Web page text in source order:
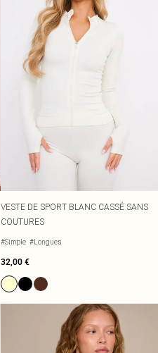
VESTE DE SPORT BLANC CASSÉ SANS
COUTURES
#Simple #Longues
32,00 €